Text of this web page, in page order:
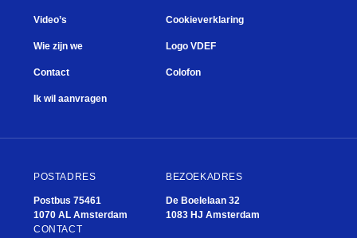
Video’s
Wie zijn we
Contact
Ik wil aanvragen
Cookieverklaring
Logo VDEF
Colofon
POSTADRES
Postbus 75461
1070 AL Amsterdam
BEZOEKADRES
De Boelelaan 32
1083 HJ Amsterdam
CONTACT